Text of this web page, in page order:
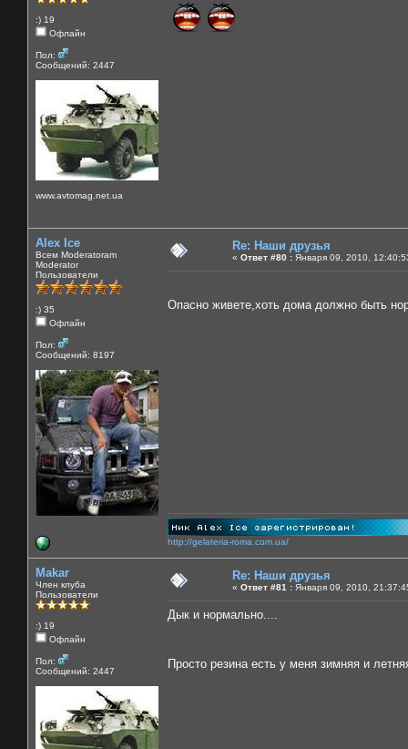
:) 19
Офлайн
Пол:
Сообщений: 2447
www.avtomag.net.ua
Alex Ice
Всем Moderatoram
Moderator
Пользователи
:) 35
Офлайн
Пол:
Сообщений: 8197
Re: Наши друзья
« Ответ #80 : Января 09, 2010,
Опасно живете,хоть дома должно быть
http://gelateria-roma.com.ua/
Makar
Член клуба
Пользователи
:) 19
Офлайн
Пол:
Сообщений: 2447
Re: Наши друзья
« Ответ #81 : Января 09, 2010,
Дык и нормально....
Просто резина есть у меня зимняя и